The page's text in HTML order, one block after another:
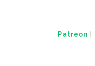
Patreon